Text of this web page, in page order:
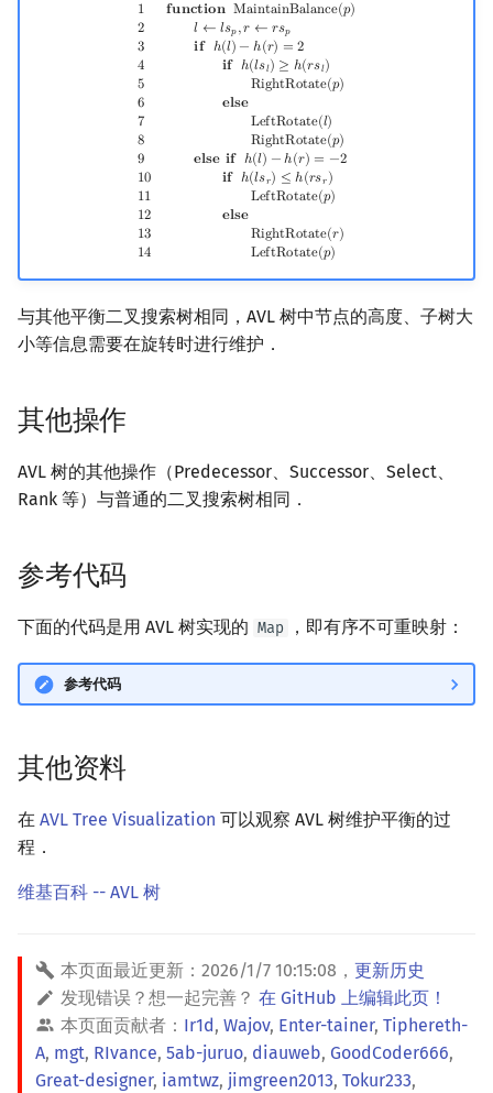
1 𝐟𝐮𝐧𝐜𝐭𝐢𝐨𝐧 MaintainBalance(𝑝)
2
𝑙 ← 𝑙𝑠𝑝,𝑟 ← 𝑟𝑠𝑝
3 𝐢𝐟 ℎ(𝑙) − ℎ(𝑟) = 2
4
𝐢𝐟 ℎ(𝑙𝑠𝑙) ≥ ℎ(𝑟𝑠𝑙)
5
RightRotate(𝑝)
6
𝐞𝐥𝐬𝐞
7
LeftRotate(𝑙)
8
RightRotate(𝑝)
9
𝐞𝐥𝐬𝐞 𝐢𝐟 ℎ(𝑙) −ℎ(𝑟) = −2
10 𝐢𝐟 ℎ(𝑙𝑠𝑟) ≤ ℎ(𝑟𝑠𝑟)
11 LeftRotate(𝑝)
12 𝐞𝐥𝐬𝐞
13 RightRotate(𝑟)
14 LeftRotate(𝑝)
MaintainBalance(p)2 l←lsp,r←rsp3ifh(l)−
与其他平衡二叉搜索树相同，AVL 树中节点的高度、子树大
小等信息需要在旋转时进行维护．
其他操作
AVL 树的其他操作（Predecessor、Successor、Select、
Rank 等）与普通的二叉搜索树相同．
参考代码
下面的代码是用 AVL 树实现的 Map ，即有序不可重映射：
参考代码
其他资料
在 AVL Tree Visualization 可以观察 AVL 树维护平衡的过
程．
维基百科 -- AVL 树
本页面最近更新： 2026/1/7 10:15:08 ， 更新历史
发现错误？想一起完善？ 在 GitHub 上编辑此页！
本页面贡献者： Ir1d , Wajov, Enter-tainer, Tiphereth-
A, mgt, RIvance, 5ab-juruo, diauweb, GoodCoder666,
Great-designer, iamtwz, jimgreen2013, Tokur233,